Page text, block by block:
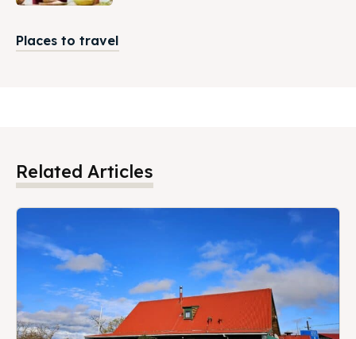
Places to travel
Related Articles